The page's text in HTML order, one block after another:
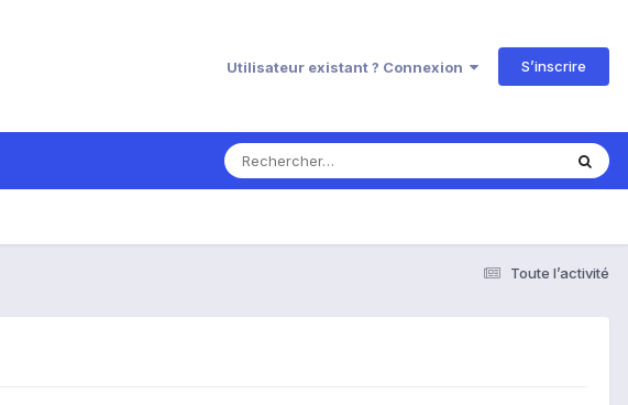
Utilisateur existant ? Connexion S’inscrire
Toute l’activité